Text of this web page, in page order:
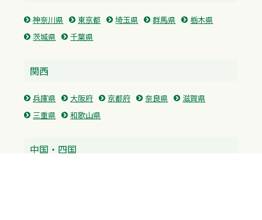
神奈川県 東京都 埼玉県 群馬県
栃木県
茨城県
千葉県
関西
兵庫県 大阪府 京都府 奈良県
滋賀県
三重県
和歌山県
中国・四国